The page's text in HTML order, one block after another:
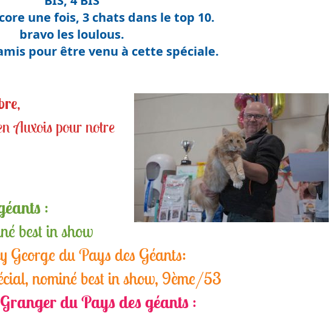
une fois, 3 chats dans le top 10.
bravo les loulous.
pour être venu à cette spéciale.
,
Auxois pour notre
:
best in show
George du Pays des Géants:
nominé best in show, 9ème/53
du Pays des géants: